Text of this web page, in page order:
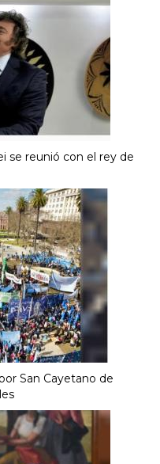
se reunió con el rey de
San Cayetano de